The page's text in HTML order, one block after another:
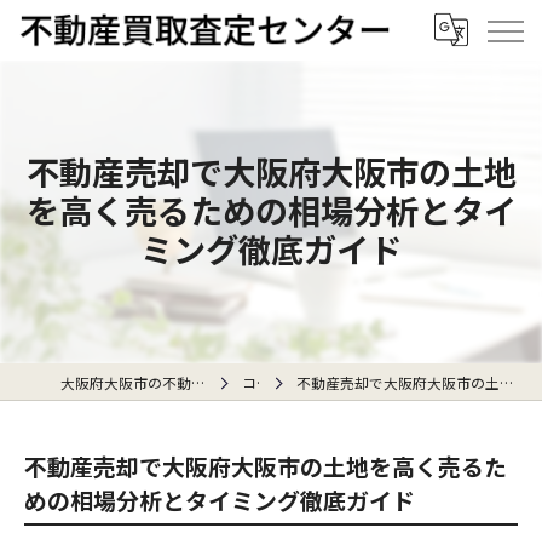
不動産売却で大阪府大阪市の土地
を高く売るための相場分析とタイ
ミング徹底ガイド
大阪府大阪市の不動産売却なら不動産買取査定センター コラム 不動産売却で大阪府大阪市の土地を高く売るための相場分析とタイミング徹底ガイド
不動産売却で大阪府大阪市の土地を高く売るた
めの相場分析とタイミング徹底ガイド